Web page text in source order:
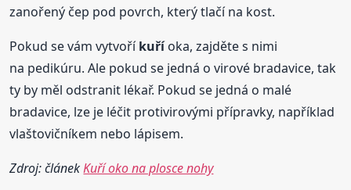
zanořený čep pod povrch, který tlačí na kost.
Pokud se vám vytvoříkuříoka, zajděte s nimi
na pedikúru. Ale pokud se jedná o virové bradavice, tak
ty by měl odstranit lékař. Pokud se jedná o malé
bradavice, lze je léčit protivirovými přípravky, například
vlaštovičníkem nebo lápisem.
Zdroj: článekKuří oko na plosce nohy